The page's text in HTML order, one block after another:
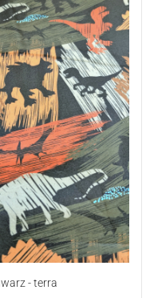
- terra